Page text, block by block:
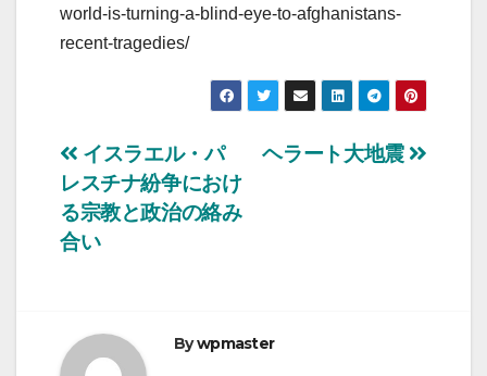
world-is-turning-a-blind-eye-to-afghanistans-
recent-tragedies/
投
稿
ナ
ゲ
ヘラート大地震
イスラエル・パ
レスチナ紛争におけ
る宗教と政治の絡み
合い
Bywpmaster